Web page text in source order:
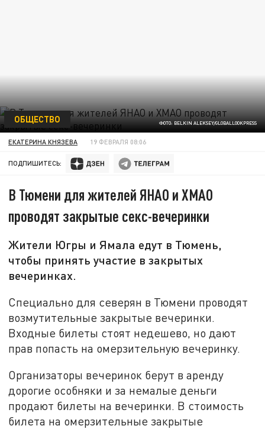
ФОТО: BELKIN ALEKSEY/GLOBALLOOKPRESS
ОБЩЕСТВО
ЕКАТЕРИНА КНЯЗЕВА 19 ФЕВРАЛЯ 08:06
ПОДПИШИТЕСЬ:
В Тюмени для жителей ЯНАО и ХМАО
проводят закрытые секс-вечеринки
Жители Югры и Ямала едут в Тюмень,
чтобы принять участие в закрытых
вечеринках.
Специально для северян в Тюмени проводят
возмутительные закрытые вечеринки.
Входные билеты стоят недешево, но дают
прав попасть на омерзительную вечеринку.
Организаторы вечеринок берут в аренду
дорогие особняки и за немалые деньги
продают билеты на вечеринки. В стоимость
билета на омерзительные закрытые